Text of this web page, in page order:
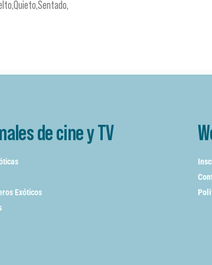
de cine y TV
Exóticos